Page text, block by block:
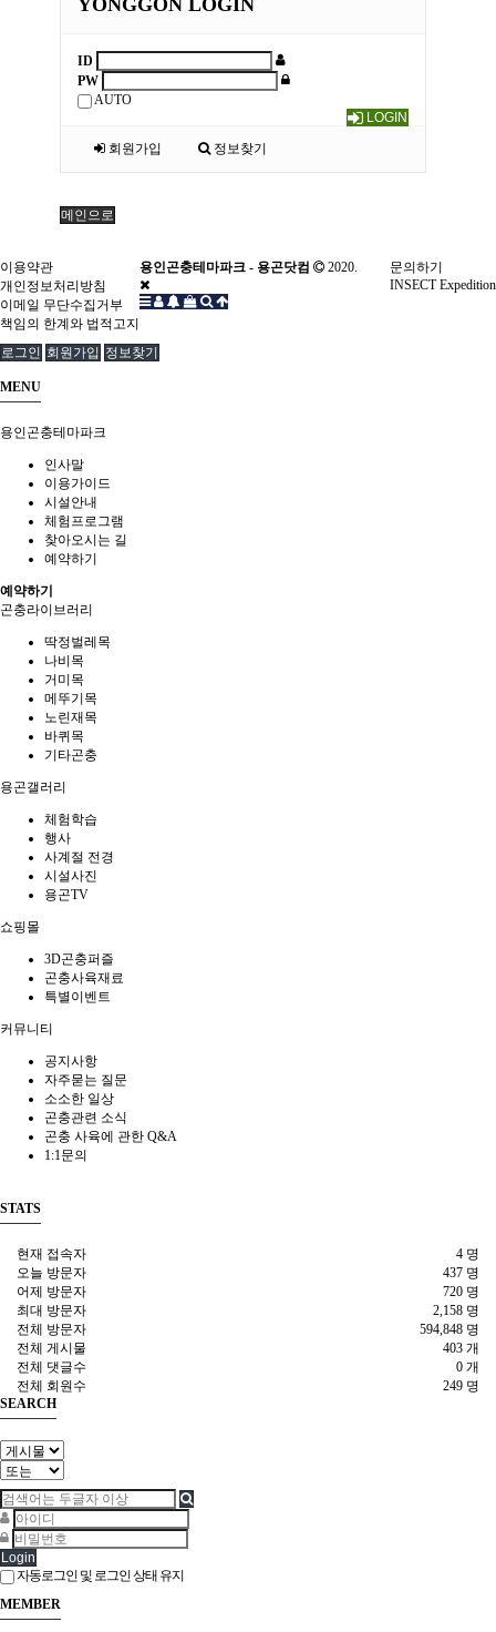
YONGGON LOGIN
ID
PW
AUTO
LOGIN
회원가입
정보찾기
메인으로
이용약관
개인정보처리방침
이메일 무단수집거부
책임의 한계와 법적고지
문의하기
INSECT Expedition
용인곤충테마파크 - 용곤닷컴 2020.
로그인 회원가입 정보찾기
MENU
용인곤충테마파크
인사말
이용가이드
시설안내
체험프로그램
찾아오시는 길
예약하기
예약하기
곤충라이브러리
딱정벌레목
나비목
거미목
메뚜기목
노린재목
바퀴목
기타곤충
용곤갤러리
체험학습
행사
사계절 전경
시설사진
용곤TV
쇼핑몰
3D곤충퍼즐
곤충사육재료
특별이벤트
커뮤니티
공지사항
자주묻는 질문
소소한 일상
곤충관련 소식
곤충 사육에 관한 Q&A
1:1문의
STATS
4 명
현재 접속자
437 명
오늘 방문자
720 명
어제 방문자
2,158 명
최대 방문자
594,848 명
전체 방문자
403 개
전체 게시물
0 개
전체 댓글수
249 명
전체 회원수
SEARCH
Login
자동로그인 및 로그인 상태 유지
MEMBER